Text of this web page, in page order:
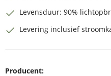
Levensduur: 90%
Levering inclusief
Producent: